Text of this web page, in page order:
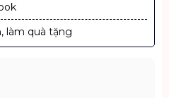
làm quà tặng